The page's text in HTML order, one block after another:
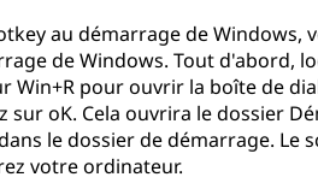
au démarrage de Windows,
de Windows. Tout d'abord,
Win+R pour ouvrir la boîte de
sur oK. Cela ouvrira le dossier
le dossier de démarrage. Le
votre ordinateur.